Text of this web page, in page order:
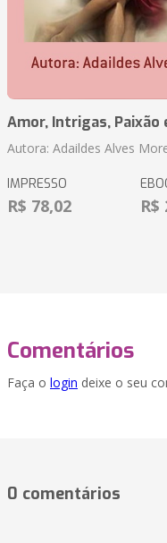
Amor, Intrigas, Paixão
Autora: Adaildes Alves
IMPRESSO
R$ 78,02 R$
Comentários
Faça o login deixe o seu
0 comentários